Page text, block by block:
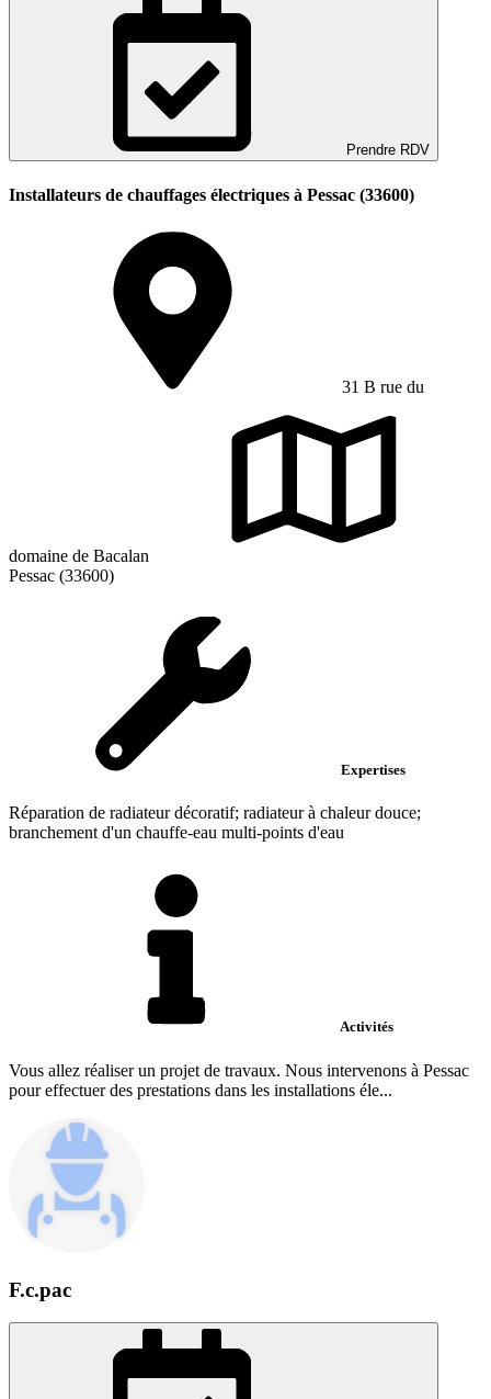
Prendre RDV
Installateurs de chauffages électriques à Pessac (33600)
31 B rue du
domaine de Bacalan
Pessac (33600)
Expertises
Réparation de radiateur décoratif; radiateur à chaleur douce;
branchement d'un chauffe-eau multi-points d'eau
Activités
Vous allez réaliser un projet de travaux. Nous intervenons à Pessac
pour effectuer des prestations dans les installations éle...
F.c.pac